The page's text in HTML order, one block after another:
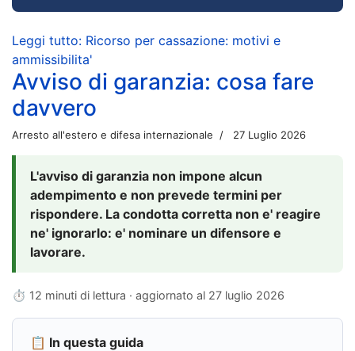
Leggi tutto: Ricorso per cassazione: motivi e
ammissibilita'
Avviso di garanzia: cosa fare
davvero
Arresto all'estero e difesa internazionale 27 Luglio 2026
L'avviso di garanzia non impone alcun
adempimento e non prevede termini per
rispondere. La condotta corretta non e' reagire
ne' ignorarlo: e' nominare un difensore e
lavorare.
⏱ 12 minuti di lettura · aggiornato al 27 luglio 2026
📋 In questa guida